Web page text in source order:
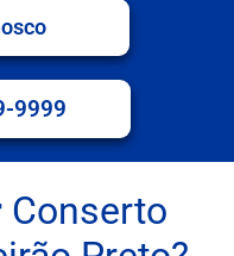
9999
Conserto